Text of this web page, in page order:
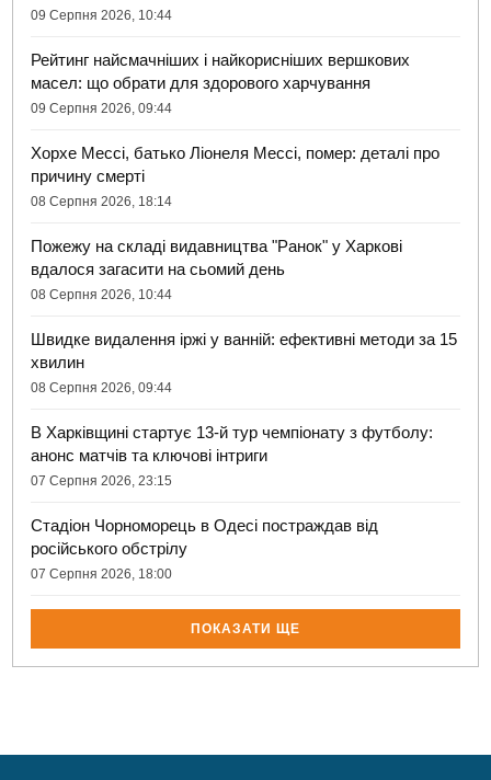
09 Серпня 2026, 10:44
Рейтинг найсмачніших і найкорисніших вершкових
масел: що обрати для здорового харчування
09 Серпня 2026, 09:44
Хорхе Мессі, батько Ліонеля Мессі, помер: деталі про
причину смерті
08 Серпня 2026, 18:14
Пожежу на складі видавництва "Ранок" у Харкові
вдалося загасити на сьомий день
08 Серпня 2026, 10:44
Швидке видалення іржі у ванній: ефективні методи за 15
хвилин
08 Серпня 2026, 09:44
В Харківщині стартує 13-й тур чемпіонату з футболу:
анонс матчів та ключові інтриги
07 Серпня 2026, 23:15
Стадіон Чорноморець в Одесі постраждав від
російського обстрілу
07 Серпня 2026, 18:00
ПОКАЗАТИ ЩЕ